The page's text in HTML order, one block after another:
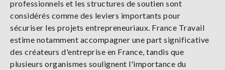
professionnels et les structures de soutien sont
considérés comme des leviers importants pour
sécuriser les projets entrepreneuriaux. France Travail
estime notamment accompagner une part significative
des créateurs d'entreprise en France, tandis que
plusieurs organismes soulignent l'importance du